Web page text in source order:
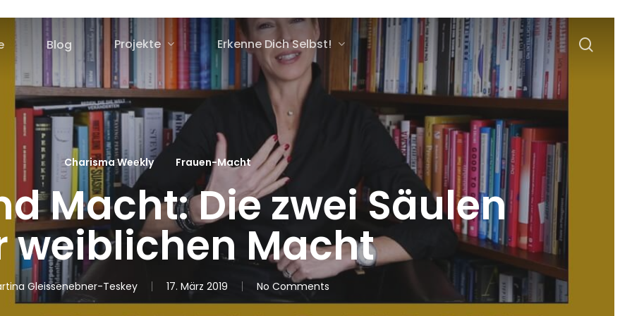
Blog Projekte Erkenne Dich Selbst!
Charisma Weekly Frauen-Macht
Macht: Die zwei Säulen
weiblichen Macht
Gleissenebner-Teskey 17. März 2019 No Comments